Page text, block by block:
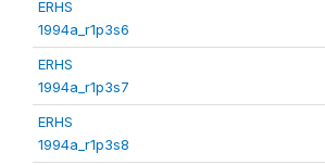
ERHS
1994a_r1p3s6
ERHS
1994a_r1p3s7
ERHS
1994a_r1p3s8